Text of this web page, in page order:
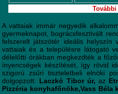
További
A vattaiak immár negyedik
gyermeknapot, bográcsfesztivált
felszerelt játszótér ideális
vattaiak és a településre látogató
délelőtti órákban megkezdték a
ínyencségek készítését, így rövid
szigorú zsűri tiszteletbeli elnöki
dolgopzott: Laczkó Tibor úr, az
Pizzéria konyhafőnöke,Vass